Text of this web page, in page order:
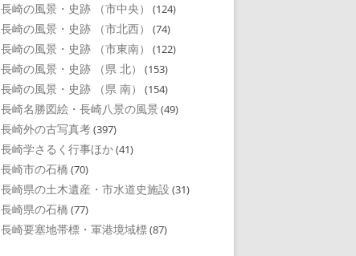
長崎の風景・史跡 （市中央） (124)
長崎の風景・史跡 （市北西） (74)
長崎の風景・史跡 （市東南） (122)
長崎の風景・史跡 （県 北） (153)
長崎の風景・史跡 （県 南） (154)
長崎名勝図絵・長崎八景の風景 (49)
長崎外の古写真考(397)
長崎学さるく行事ほか(41)
長崎市の石橋 (70)
長崎県の土木遺産・市水道史施設 (31)
長崎県の石橋 (77)
長崎要塞地帯標・軍港境域標(87)